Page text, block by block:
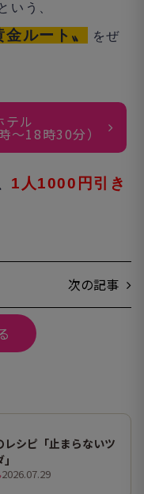
いう、
金ルート〟 をぜ
テル
18時30分）
1 人1000 円引き
次の記事
レシピ「止まらないツ
2026.07.29